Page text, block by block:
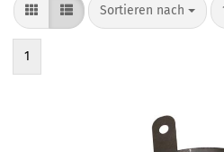
Sortieren nach
Sortieren nach
1